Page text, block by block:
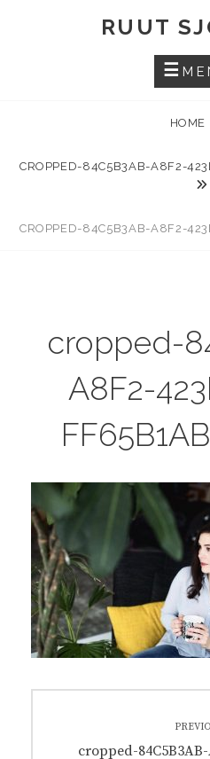
RUUT
HOME
CROPPED-84C5B3AB-A8F2-
CROPPED-84C5B3AB-A8F2-
cropped-
A8F2-
selaus
Previous
cropped-